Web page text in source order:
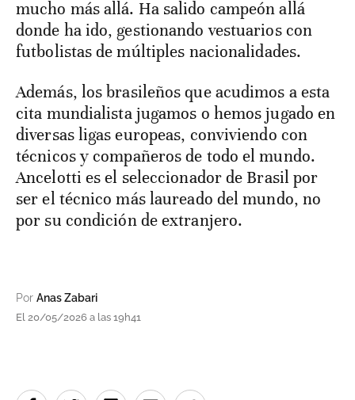
mucho más allá. Ha salido campeón allá
donde ha ido, gestionando vestuarios con
futbolistas de múltiples nacionalidades.
Además, los brasileños que acudimos a esta
cita mundialista jugamos o hemos jugado en
diversas ligas europeas, conviviendo con
técnicos y compañeros de todo el mundo.
Ancelotti es el seleccionador de Brasil por
ser el técnico más laureado del mundo, no
por su condición de extranjero.
Por Anas Zabari
El 20/05/2026 a las 19h41